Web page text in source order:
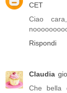
CET
Ciao
Rispondi
Claudia
Che bella